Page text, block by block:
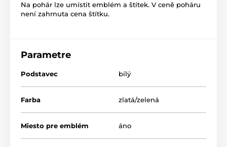
Na pohár lze umístit emblém a štítek. V ceně poháru
není zahrnuta cena štítku.
Parametre
Podstavec bílý
Farba zlatá/zelená
Miesto pre emblém áno